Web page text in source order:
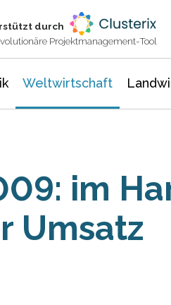
durch
Projektmanagement-Tool
Weltwirtschaft
im
Umsatz